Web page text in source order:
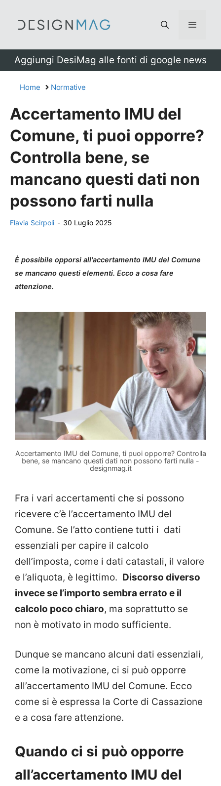
Menu
Aggiungi DesiMag alle fonti di google news
Home Normative
Accertamento IMU del
Comune, ti puoi opporre?
Controlla bene, se
mancano questi dati non
possono farti nulla
Flavia Scirpoli - 30 Luglio 2025
È possibile opporsi all'accertamento IMU del Comune
se mancano questi elementi. Ecco a cosa fare
attenzione.
Accertamento IMU del Comune, ti puoi opporre? Controlla
bene, se mancano questi dati non possono farti nulla -
designmag.it
Fra i vari accertamenti che si possono
ricevere c’è l’accertamento IMU del
Comune. Se l’atto contiene tutti i dati
essenziali per capire il calcolo
dell’imposta, come i dati catastali, il valore
e l’aliquota, è legittimo. Discorso diverso
invece se l’importo sembra errato e il
calcolo poco chiaro, ma soprattutto se
non è motivato in modo sufficiente.
Dunque se mancano alcuni dati essenziali,
come la motivazione, ci si può opporre
all’accertamento IMU del Comune. Ecco
come si è espressa la Corte di Cassazione
e a cosa fare attenzione.
Quando ci si può opporre
all’accertamento IMU del